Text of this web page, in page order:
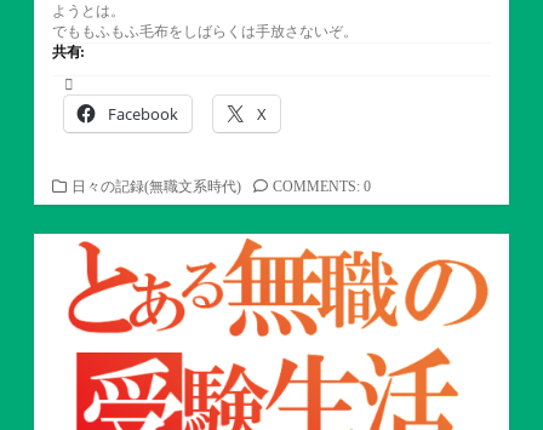
ようとは。
でももふもふ毛布をしばらくは手放さないぞ。
共有:
Facebook X
カ
テ
ゴ
日々の記録(無職文系時代) COMMENTS: 0